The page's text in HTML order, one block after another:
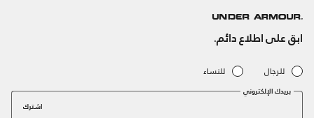
ابق على اطلاع دائم.
للرجال للنساء
بريدك الإلكتروني
اشترك